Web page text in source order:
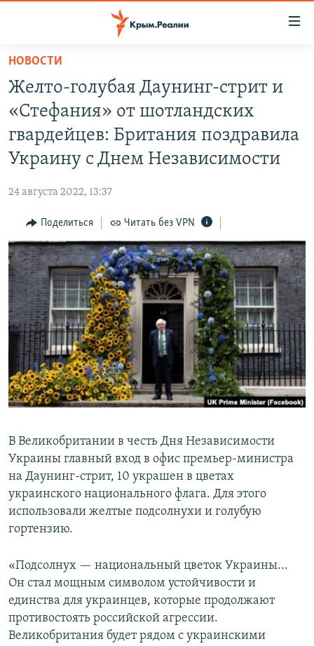
Вернуться
основному
содержанию
главной
Вернутся
поиску
СПЕЦПРОЕКТЫ
КАРТА ВОЕННЫХ ОБЪЕКТОВ КРЫМА
ИСТОРИЯ
ИНТЕРАКТИВ
ИНФОГРАФИКА
ТЕЛЕПРОЕКТ КРЫМ.РЕАЛИИ
СОВЕТЫ ПРАВОЗАЩИТНИКОВ
ПРОПАВШИЕ БЕЗ ВЕСТИ
ПОБЕДИТЕЛЕЙ НЕ СУДЯТ?
КРЫМ.НЕПОКОРЕННЫЙ
ELIFBE
УКРАИНСКАЯ ПРОБЛЕМА КРЫМА
РАДІО СВОБОДА
КАК ОБОЙТИ БЛОКИРОВКУ
Українською
Qırımtatar
ПРИСОЕДИНЯЙТЕСЬ!
НОВОСТИ
Желто-голубая Даунинг-стрит и
«Стефания» от шотландских
гвардейцев: Британия поздравила
Украину с Днем Независимости
24 августа 2022, 13:37
Поделиться Читать без VPN
В Великобритании в честь Дня Независимости
Украины главный вход в офис премьер-министра
на Даунинг-стрит, 10 украшен в цветах
украинского национального флага. Для этого
использовали желтые подсолнухи и голубую
гортензию.
«Подсолнух — национальный цветок Украины...
Он стал мощным символом устойчивости и
единства для украинцев, которые продолжают
противостоять российской агрессии.
Великобритания будет рядом с украинскими